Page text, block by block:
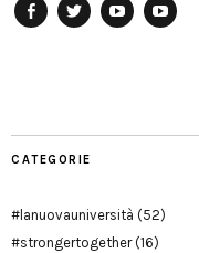
CATEGORIE
#lanuovauniversità (52)
#strongertogether(16)